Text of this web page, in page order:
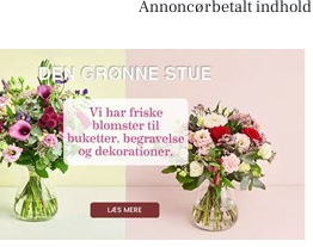
Annoncørbetalt indhold